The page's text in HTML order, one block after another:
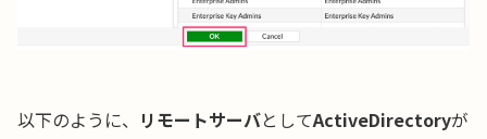
以下のように、 リモートサーバとしてActiveDirectoryが